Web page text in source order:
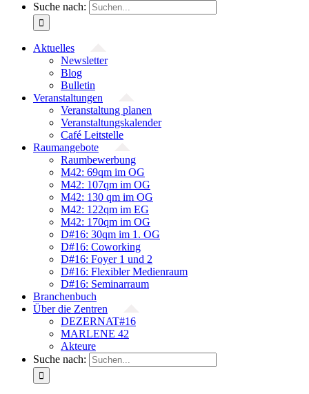
Suche nach:
Aktuelles
Newsletter
Blog
Bulletin
Veranstaltungen
Veranstaltung planen
Veranstaltungskalender
Café Leitstelle
Raumangebote
Raumbewerbung
M42: 69qm im OG
M42: 107qm im OG
M42: 130 qm im OG
M42: 122qm im EG
M42: 170qm im OG
D#16: 30qm im 1. OG
D#16: Coworking
D#16: Foyer 1 und 2
D#16: Flexibler Medienraum
D#16: Seminarraum
Branchenbuch
Über die Zentren
DEZERNAT#16
MARLENE 42
Akteure
Suche nach: